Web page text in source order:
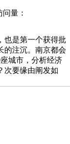
量：
是第一个获得批
的注沉。南京都会
城市，分析经济
次要缘由阐发如